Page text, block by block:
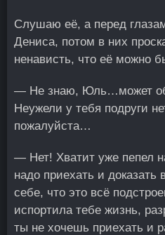
Слушаю её, а перед
Дениса, потом в них
ненависть, что её можно
— Не знаю, Юль…может
Неужели у тебя подруги
пожалуйста…
— Нет! Хватит уже пепел
надо приехать и
себе, что это всё
испортила тебе жизнь,
ты не хочешь приехать и